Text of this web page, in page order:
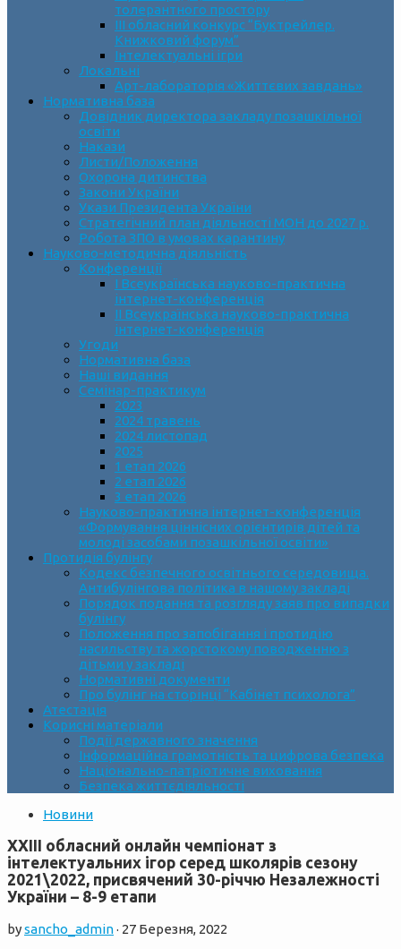
толерантного простору
ІII обласний конкурс “Буктрейлер.
Книжковий форум”
Інтелектуальні ігри
Локальні
Арт-лабораторія «Життєвих завдань»
Нормативна база
Довідник директора закладу позашкільної
освіти
Накази
Листи/Положення
Охорона дитинства
Закони України
Укази Президента України
Стратегічний план діяльності МОН до 2027 р.
Робота ЗПО в умовах карантину
Науково-методична діяльність
Конференції
І Всеукраїнська науково-практична
інтернет-конференція
ІІ Всеукраїнська науково-практична
інтернет-конференція
Угоди
Нормативна база
Наші видання
Семінар-практикум
2023
2024 травень
2024 листопад
2025
1 етап 2026
2 етап 2026
3 етап 2026
Науково-практична інтернет-конференція
«Формування ціннісних орієнтирів дітей та
молоді засобами позашкільної освіти»
Протидія булінгу
Кодекс безпечного освітнього середовища.
Антибулінгова політика в нашому закладі
Порядок подання та розгляду заяв про випадки
булінгу
Положення про запобігання і протидію
насильству та жорстокому поводженню з
дітьми у закладі
Нормативні документи
Про булінг на сторінці “Кабінет психолога”
Атестація
Корисні матеріали
Події державного значення
Інформаційна грамотність та цифрова безпека
Національно-патріотичне виховання
Безпека життєдіяльності
Новини
ХXІІІ обласний онлайн чемпіонат з
інтелектуальних ігор серед школярів сезону
2021\2022, присвячений 30-річчю Незалежності
України – 8-9 етапи
bysancho_admin· 27 Березня, 2022